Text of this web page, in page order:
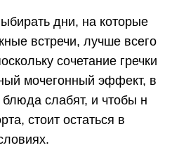
дни, на которые
встречи, лучше всего
сочетание гречки
мочегонный эффект, в
блюда слабят, и чтобы н
стоит остаться в